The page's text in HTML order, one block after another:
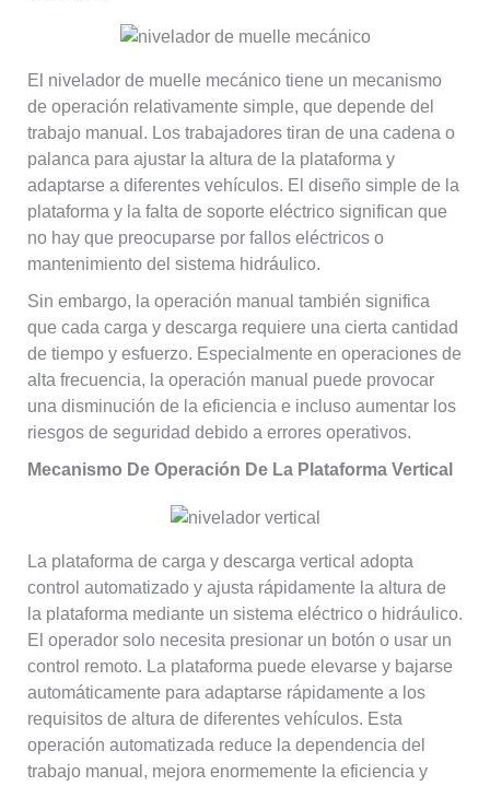
El nivelador de muelle mecánico tiene un mecanismo
de operación relativamente simple, que depende del
trabajo manual. Los trabajadores tiran de una cadena o
palanca para ajustar la altura de la plataforma y
adaptarse a diferentes vehículos. El diseño simple de la
plataforma y la falta de soporte eléctrico significan que
no hay que preocuparse por fallos eléctricos o
mantenimiento del sistema hidráulico.
Sin embargo, la operación manual también significa
que cada carga y descarga requiere una cierta cantidad
de tiempo y esfuerzo. Especialmente en operaciones de
alta frecuencia, la operación manual puede provocar
una disminución de la eficiencia e incluso aumentar los
riesgos de seguridad debido a errores operativos.
Mecanismo De Operación De La Plataforma Vertical
La plataforma de carga y descarga vertical adopta
control automatizado y ajusta rápidamente la altura de
la plataforma mediante un sistema eléctrico o hidráulico.
El operador solo necesita presionar un botón o usar un
control remoto. La plataforma puede elevarse y bajarse
automáticamente para adaptarse rápidamente a los
requisitos de altura de diferentes vehículos. Esta
operación automatizada reduce la dependencia del
trabajo manual, mejora enormemente la eficiencia y